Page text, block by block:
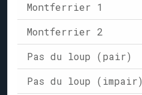
Montferrier 1
Montferrier 2
Pas du loup (pair)
Pas du loup (impair)